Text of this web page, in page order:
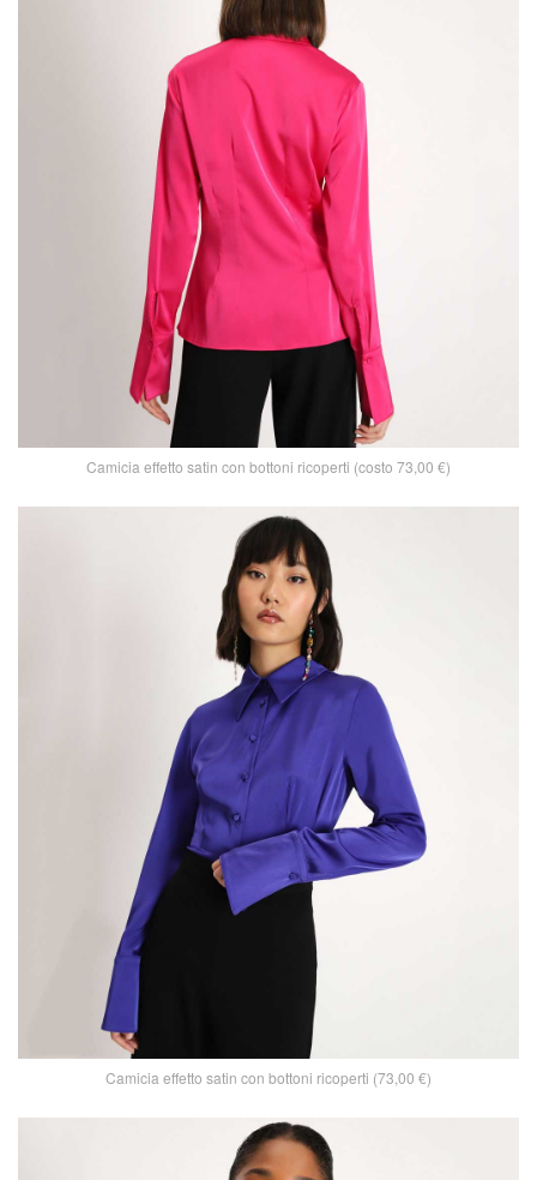
Camicia effetto satin con bottoni ricoperti (costo 73,00 €)
Camicia effetto satin con bottoni ricoperti (73,00 €)